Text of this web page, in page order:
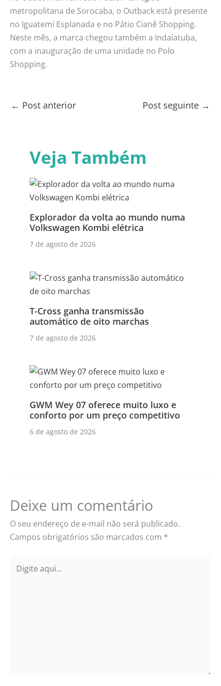
metropolitana de Sorocaba, o Outback está presente
no Iguatemi Esplanada e no Pátio Cianê Shopping.
Neste mês, a marca chegou também a Indaiatuba,
com a inauguração de uma unidade no Polo
Shopping.
← Post anterior Post seguinte →
Veja Também
Explorador da volta ao mundo numa
Volkswagen Kombi elétrica
7 de agosto de 2026
T-Cross ganha transmissão
automático de oito marchas
7 de agosto de 2026
GWM Wey 07 oferece muito luxo e
conforto por um preço competitivo
6 de agosto de 2026
Deixe um comentário
O seu endereço de e-mail não será publicado.
Campos obrigatórios são marcados com *
aqui...